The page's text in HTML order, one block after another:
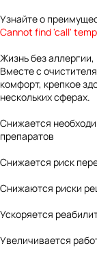
Узнайте о
Cannot find 'call'
Жизнь без аллергии,
Вместе с
комфорт, крепкое
нескольких сферах.
Снижается
препаратов
Снижается риск
Снижаются риски
Ускоряется
Увеличивается